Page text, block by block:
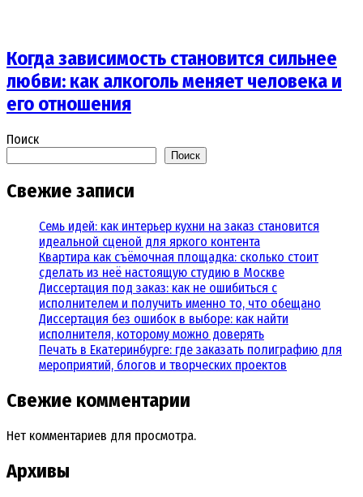
Когда зависимость становится сильнее
любви: как алкоголь меняет человека и
его отношения
Поиск
Поиск
Свежие записи
Семь идей: как интерьер кухни на заказ становится
идеальной сценой для яркого контента
Квартира как съёмочная площадка: сколько стоит
сделать из неё настоящую студию в Москве
Диссертация под заказ: как не ошибиться с
исполнителем и получить именно то, что обещано
Диссертация без ошибок в выборе: как найти
исполнителя, которому можно доверять
Печать в Екатеринбурге: где заказать полиграфию для
мероприятий, блогов и творческих проектов
Свежие комментарии
Нет комментариев для просмотра.
Архивы